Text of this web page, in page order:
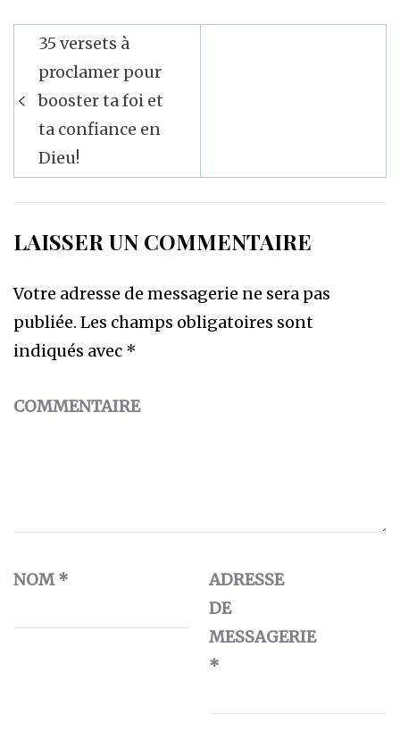
Navigation
de
l’article
35 versets à
proclamer pour
booster ta foi et
ta confiance en
Dieu!
LAISSER UN COMMENTAIRE
Votre adresse de messagerie ne sera pas
publiée. Les champs obligatoires sont
indiqués avec *
COMMENTAIRE
NOM*
ADRESSE
DE
MESSAGERIE
*